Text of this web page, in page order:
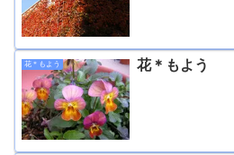
花＊もよう 花＊もよう